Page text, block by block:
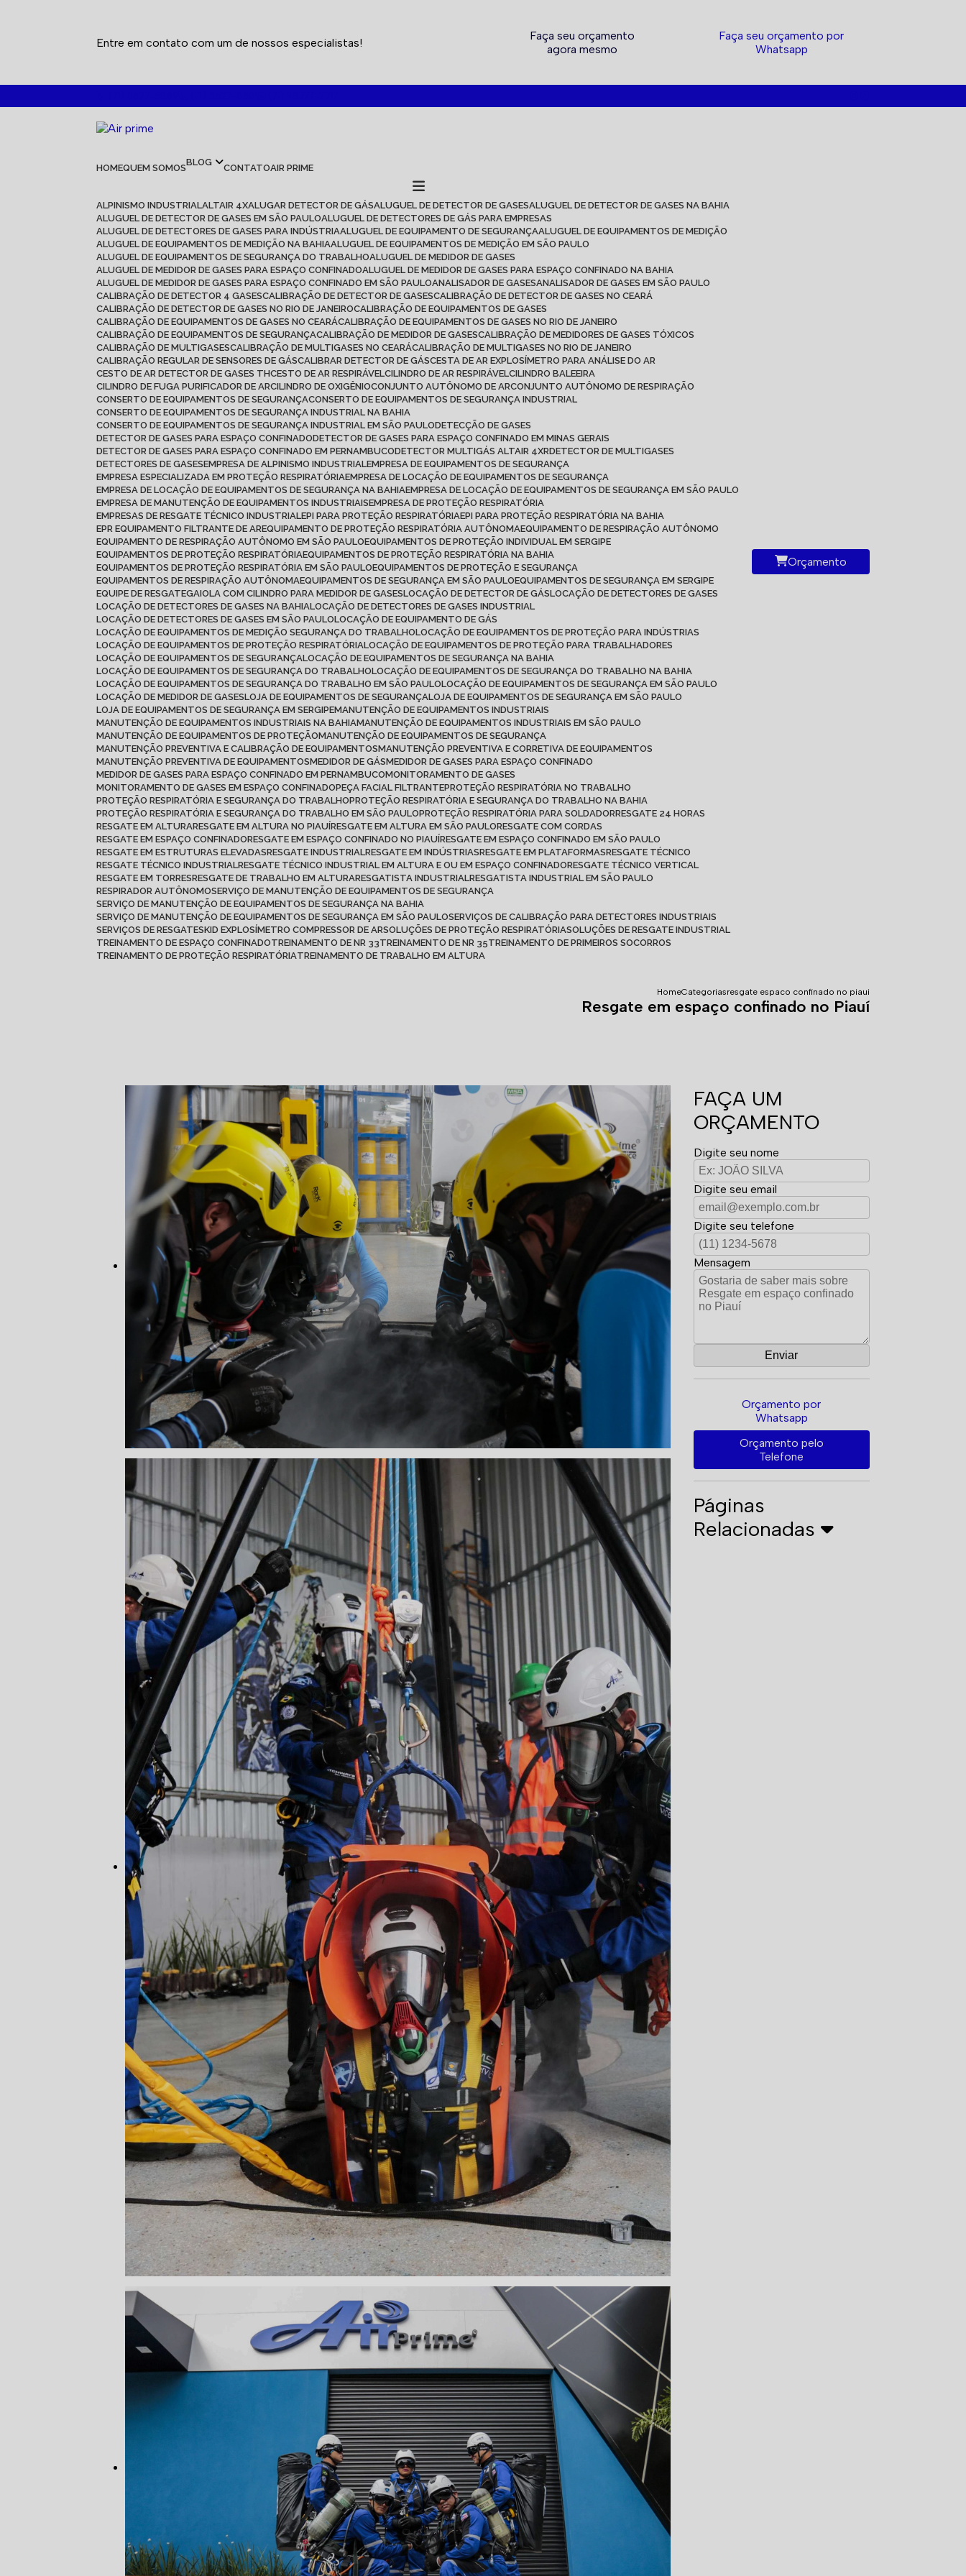
Entre em contato com um de nossos especialistas!
Faça seu orçamento
agora mesmo
Faça seu orçamento por
Whatsapp
HOME QUEM SOMOS BLOG CONTATO AIR PRIME
ALPINISMO INDUSTRIAL ALTAIR 4X ALUGAR DETECTOR DE GÁS ALUGUEL DE DETECTOR DE GASES ALUGUEL DE DETECTOR DE GASES NA BAHIA
ALUGUEL DE DETECTOR DE GASES EM SÃO PAULO ALUGUEL DE DETECTORES DE GÁS PARA EMPRESAS
ALUGUEL DE DETECTORES DE GASES PARA INDÚSTRIA ALUGUEL DE EQUIPAMENTO DE SEGURANÇA ALUGUEL DE EQUIPAMENTOS DE MEDIÇÃO
ALUGUEL DE EQUIPAMENTOS DE MEDIÇÃO NA BAHIA ALUGUEL DE EQUIPAMENTOS DE MEDIÇÃO EM SÃO PAULO
ALUGUEL DE EQUIPAMENTOS DE SEGURANÇA DO TRABALHO ALUGUEL DE MEDIDOR DE GASES
ALUGUEL DE MEDIDOR DE GASES PARA ESPAÇO CONFINADO ALUGUEL DE MEDIDOR DE GASES PARA ESPAÇO CONFINADO NA BAHIA
ALUGUEL DE MEDIDOR DE GASES PARA ESPAÇO CONFINADO EM SÃO PAULO ANALISADOR DE GASES ANALISADOR DE GASES EM SÃO PAULO
CALIBRAÇÃO DE DETECTOR 4 GASES CALIBRAÇÃO DE DETECTOR DE GASES CALIBRAÇÃO DE DETECTOR DE GASES NO CEARÁ
CALIBRAÇÃO DE DETECTOR DE GASES NO RIO DE JANEIRO CALIBRAÇÃO DE EQUIPAMENTOS DE GASES
CALIBRAÇÃO DE EQUIPAMENTOS DE GASES NO CEARÁ CALIBRAÇÃO DE EQUIPAMENTOS DE GASES NO RIO DE JANEIRO
CALIBRAÇÃO DE EQUIPAMENTOS DE SEGURANÇA CALIBRAÇÃO DE MEDIDOR DE GASES CALIBRAÇÃO DE MEDIDORES DE GASES TÓXICOS
CALIBRAÇÃO DE MULTIGASES CALIBRAÇÃO DE MULTIGASES NO CEARÁ CALIBRAÇÃO DE MULTIGASES NO RIO DE JANEIRO
CALIBRAÇÃO REGULAR DE SENSORES DE GÁS CALIBRAR DETECTOR DE GÁS CESTA DE AR EXPLOSÍMETRO PARA ANÁLISE DO AR
CESTO DE AR DETECTOR DE GASES TH CESTO DE AR RESPIRÁVEL CILINDRO DE AR RESPIRÁVEL CILINDRO BALEEIRA
CILINDRO DE FUGA PURIFICADOR DE AR CILINDRO DE OXIGÊNIO CONJUNTO AUTÔNOMO DE AR CONJUNTO AUTÔNOMO DE RESPIRAÇÃO
CONSERTO DE EQUIPAMENTOS DE SEGURANÇA CONSERTO DE EQUIPAMENTOS DE SEGURANÇA INDUSTRIAL
CONSERTO DE EQUIPAMENTOS DE SEGURANÇA INDUSTRIAL NA BAHIA
CONSERTO DE EQUIPAMENTOS DE SEGURANÇA INDUSTRIAL EM SÃO PAULO DETECÇÃO DE GASES
DETECTOR DE GASES PARA ESPAÇO CONFINADO DETECTOR DE GASES PARA ESPAÇO CONFINADO EM MINAS GERAIS
DETECTOR DE GASES PARA ESPAÇO CONFINADO EM PERNAMBUCO DETECTOR MULTIGÁS ALTAIR 4XR DETECTOR DE MULTIGASES
DETECTORES DE GASES EMPRESA DE ALPINISMO INDUSTRIAL EMPRESA DE EQUIPAMENTOS DE SEGURANÇA
EMPRESA ESPECIALIZADA EM PROTEÇÃO RESPIRATÓRIA EMPRESA DE LOCAÇÃO DE EQUIPAMENTOS DE SEGURANÇA
EMPRESA DE LOCAÇÃO DE EQUIPAMENTOS DE SEGURANÇA NA BAHIA EMPRESA DE LOCAÇÃO DE EQUIPAMENTOS DE SEGURANÇA EM SÃO PAULO
EMPRESA DE MANUTENÇÃO DE EQUIPAMENTOS INDUSTRIAIS EMPRESA DE PROTEÇÃO RESPIRATÓRIA
EMPRESAS DE RESGATE TÉCNICO INDUSTRIAL EPI PARA PROTEÇÃO RESPIRATÓRIA EPI PARA PROTEÇÃO RESPIRATÓRIA NA BAHIA
EPR EQUIPAMENTO FILTRANTE DE AR EQUIPAMENTO DE PROTEÇÃO RESPIRATÓRIA AUTÔNOMA EQUIPAMENTO DE RESPIRAÇÃO AUTÔNOMO
EQUIPAMENTO DE RESPIRAÇÃO AUTÔNOMO EM SÃO PAULO EQUIPAMENTOS DE PROTEÇÃO INDIVIDUAL EM SERGIPE
EQUIPAMENTOS DE PROTEÇÃO RESPIRATÓRIA EQUIPAMENTOS DE PROTEÇÃO RESPIRATÓRIA NA BAHIA
EQUIPAMENTOS DE PROTEÇÃO RESPIRATÓRIA EM SÃO PAULO EQUIPAMENTOS DE PROTEÇÃO E SEGURANÇA
EQUIPAMENTOS DE RESPIRAÇÃO AUTÔNOMA EQUIPAMENTOS DE SEGURANÇA EM SÃO PAULO EQUIPAMENTOS DE SEGURANÇA EM SERGIPE
EQUIPE DE RESGATE
GAIOLA COM CILINDRO PARA MEDIDOR DE GASES LOCAÇÃO DE DETECTOR DE GÁS LOCAÇÃO DE DETECTORES DE GASES
LOCAÇÃO DE DETECTORES DE GASES NA BAHIA LOCAÇÃO DE DETECTORES DE GASES INDUSTRIAL
LOCAÇÃO DE DETECTORES DE GASES EM SÃO PAULO LOCAÇÃO DE EQUIPAMENTO DE GÁS
LOCAÇÃO DE EQUIPAMENTOS DE MEDIÇÃO SEGURANÇA DO TRABALHO LOCAÇÃO DE EQUIPAMENTOS DE PROTEÇÃO PARA INDÚSTRIAS
LOCAÇÃO DE EQUIPAMENTOS DE PROTEÇÃO RESPIRATÓRIA LOCAÇÃO DE EQUIPAMENTOS DE PROTEÇÃO PARA TRABALHADORES
LOCAÇÃO DE EQUIPAMENTOS DE SEGURANÇA LOCAÇÃO DE EQUIPAMENTOS DE SEGURANÇA NA BAHIA
LOCAÇÃO DE EQUIPAMENTOS DE SEGURANÇA DO TRABALHO LOCAÇÃO DE EQUIPAMENTOS DE SEGURANÇA DO TRABALHO NA BAHIA
LOCAÇÃO DE EQUIPAMENTOS DE SEGURANÇA DO TRABALHO EM SÃO PAULO LOCAÇÃO DE EQUIPAMENTOS DE SEGURANÇA EM SÃO PAULO
LOCAÇÃO DE MEDIDOR DE GASES LOJA DE EQUIPAMENTOS DE SEGURANÇA LOJA DE EQUIPAMENTOS DE SEGURANÇA EM SÃO PAULO
LOJA DE EQUIPAMENTOS DE SEGURANÇA EM SERGIPE
MANUTENÇÃO DE EQUIPAMENTOS INDUSTRIAIS
MANUTENÇÃO DE EQUIPAMENTOS INDUSTRIAIS NA BAHIA
MANUTENÇÃO DE EQUIPAMENTOS INDUSTRIAIS EM SÃO PAULO
MANUTENÇÃO DE EQUIPAMENTOS DE PROTEÇÃO
MANUTENÇÃO DE EQUIPAMENTOS DE SEGURANÇA
MANUTENÇÃO PREVENTIVA E CALIBRAÇÃO DE EQUIPAMENTOS
MANUTENÇÃO PREVENTIVA E CORRETIVA DE EQUIPAMENTOS
MANUTENÇÃO PREVENTIVA DE EQUIPAMENTOS
MEDIDOR DE GÁS
MEDIDOR DE GASES PARA ESPAÇO CONFINADO
MEDIDOR DE GASES PARA ESPAÇO CONFINADO EM PERNAMBUCO
MONITORAMENTO DE GASES
MONITORAMENTO DE GASES EM ESPAÇO CONFINADO PEÇA FACIAL FILTRANTE PROTEÇÃO RESPIRATÓRIA NO TRABALHO
PROTEÇÃO RESPIRATÓRIA E SEGURANÇA DO TRABALHO PROTEÇÃO RESPIRATÓRIA E SEGURANÇA DO TRABALHO NA BAHIA
PROTEÇÃO RESPIRATÓRIA E SEGURANÇA DO TRABALHO EM SÃO PAULO PROTEÇÃO RESPIRATÓRIA PARA SOLDADOR RESGATE 24 HORAS
RESGATE EM ALTURA RESGATE EM ALTURA NO PIAUÍ RESGATE EM ALTURA EM SÃO PAULO RESGATE COM CORDAS
RESGATE EM ESPAÇO CONFINADO RESGATE EM ESPAÇO CONFINADO NO PIAUÍ RESGATE EM ESPAÇO CONFINADO EM SÃO PAULO
RESGATE EM ESTRUTURAS ELEVADAS RESGATE INDUSTRIAL RESGATE EM INDÚSTRIAS RESGATE EM PLATAFORMAS RESGATE TÉCNICO
RESGATE TÉCNICO INDUSTRIAL RESGATE TÉCNICO INDUSTRIAL EM ALTURA E OU EM ESPAÇO CONFINADO RESGATE TÉCNICO VERTICAL
RESGATE EM TORRES RESGATE DE TRABALHO EM ALTURA RESGATISTA INDUSTRIAL RESGATISTA INDUSTRIAL EM SÃO PAULO
RESPIRADOR AUTÔNOMO SERVIÇO DE MANUTENÇÃO DE EQUIPAMENTOS DE SEGURANÇA
SERVIÇO DE MANUTENÇÃO DE EQUIPAMENTOS DE SEGURANÇA NA BAHIA
SERVIÇO DE MANUTENÇÃO DE EQUIPAMENTOS DE SEGURANÇA EM SÃO PAULO SERVIÇOS DE CALIBRAÇÃO PARA DETECTORES INDUSTRIAIS
SERVIÇOS DE RESGATE SKID EXPLOSÍMETRO COMPRESSOR DE AR SOLUÇÕES DE PROTEÇÃO RESPIRATÓRIA SOLUÇÕES DE RESGATE INDUSTRIAL
TREINAMENTO DE ESPAÇO CONFINADO
TREINAMENTO DE NR 33 TREINAMENTO DE NR 35
TREINAMENTO DE PRIMEIROS SOCORROS
TREINAMENTO DE PROTEÇÃO RESPIRATÓRIA
TREINAMENTO DE TRABALHO EM ALTURA
Orçamento
HomeCategoriasresgate espaco confinado no piaui
Resgate em espaço confinado no Piauí
FAÇA UM
ORÇAMENTO
Digite seu nome
Digite seu email
Digite seu telefone
Mensagem
Orçamento por
Whatsapp
Orçamento pelo
Telefone
Páginas
Relacionadas